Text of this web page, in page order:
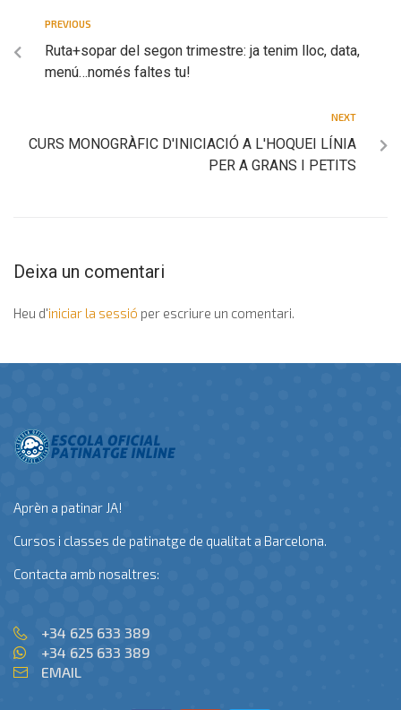
PREVIOUS
Ruta+sopar del segon trimestre: ja tenim lloc, data,
menú…només faltes tu!
NEXT
CURS MONOGRÀFIC D'INICIACIÓ A L'HOQUEI LÍNIA
PER A GRANS I PETITS
Deixa un comentari
Heu d'iniciar la sessió per escriure un comentari.
Aprèn a patinar JA!
Cursos i classes de patinatge de qualitat a Barcelona.
Contacta amb nosaltres:
+34 625 633 389
+34 625 633 389
EMAIL